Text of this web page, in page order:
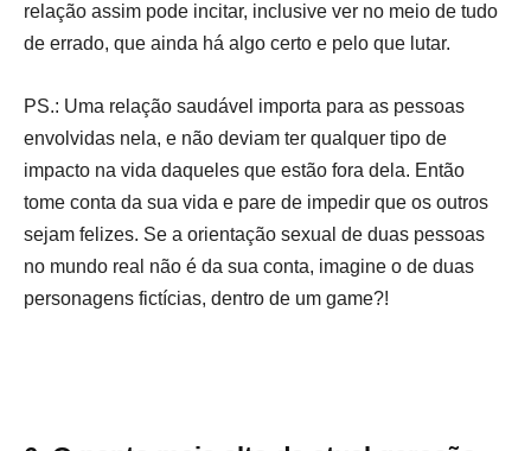
relação assim pode incitar, inclusive ver no meio de tudo
de errado, que ainda há algo certo e pelo que lutar.
PS.: Uma relação saudável importa para as pessoas
envolvidas nela, e não deviam ter qualquer tipo de
impacto na vida daqueles que estão fora dela. Então
tome conta da sua vida e pare de impedir que os outros
sejam felizes. Se a orientação sexual de duas pessoas
no mundo real não é da sua conta, imagine o de duas
personagens fictícias, dentro de um game?!